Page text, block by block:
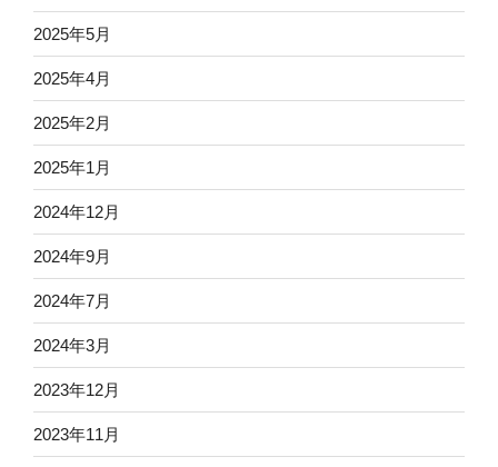
2025年5月
2025年4月
2025年2月
2025年1月
2024年12月
2024年9月
2024年7月
2024年3月
2023年12月
2023年11月